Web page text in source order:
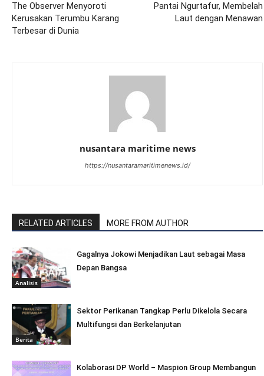
The Observer Menyoroti
Kerusakan Terumbu Karang
Terbesar di Dunia
Pantai Ngurtafur, Membelah
Laut dengan Menawan
nusantara maritime news
https://nusantaramaritimenews.id/
RELATED ARTICLES MORE FROM AUTHOR
Analisis
Gagalnya Jokowi Menjadikan Laut sebagai Masa
Depan Bangsa
Berita
Sektor Perikanan Tangkap Perlu Dikelola Secara
Multifungsi dan Berkelanjutan
Kolaborasi DP World – Maspion Group Membangun